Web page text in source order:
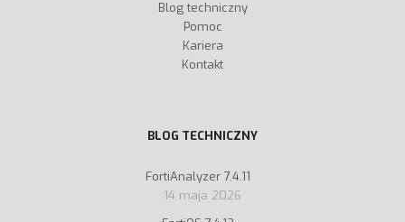
Blog techniczny
Pomoc
Kariera
Kontakt
BLOG TECHNICZNY
FortiAnalyzer 7.4.11
14 maja 2026